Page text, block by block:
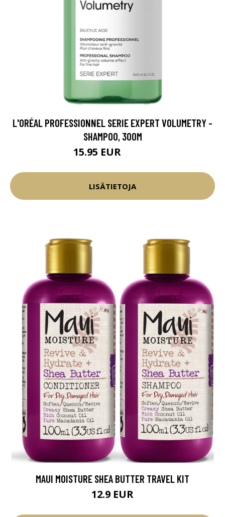
L'ORÉAL PROFESSIONNEL SERIE EXPERT VOLUMETRY -
SHAMPOO, 300M
15.95 EUR
LISÄTIETOJA
MAUI MOISTURE SHEA BUTTER TRAVEL KIT
12.9 EUR